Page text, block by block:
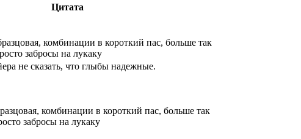
Цитата
комбинации в короткий пас, больше так
забросы на лукаку
не сказать, что глыбы надежные.
комбинации в короткий пас, больше так
забросы на лукаку